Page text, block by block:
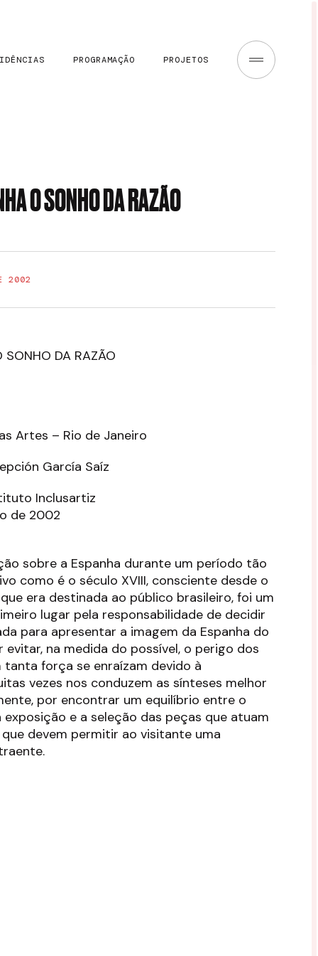
PROGRAMAÇÃO PROJETOS
O SONHO DA RAZÃO
2002
SONHO DA RAZÃO
Artes – Rio de Janeiro
García Saíz
Inclusartiz
de 2002
sobre a Espanha durante um período tão
como é o século XVIII, consciente desde o
era destinada ao público brasileiro, foi um
lugar pela responsabilidade de decidir
para apresentar a imagem da Espanha do
evitar, na medida do possível, o perigo dos
força se enraízam devido à
vezes nos conduzem as sínteses melhor
por encontrar um equilíbrio entre o
e a seleção das peças que atuam
devem permitir ao visitante uma